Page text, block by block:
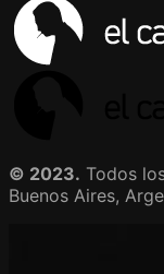
© 2023. Todos
Buenos Aires,